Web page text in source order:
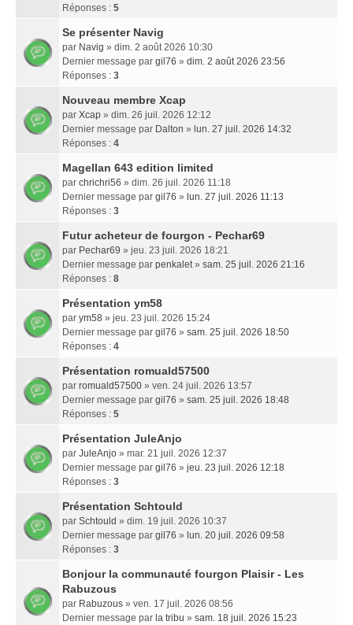
Réponses : 5
Se présenter Navig
par Navig » dim. 2 août 2026 10:30
Dernier message par gil76 » dim. 2 août 2026 23:56
Réponses : 3
Nouveau membre Xcap
par Xcap » dim. 26 juil. 2026 12:12
Dernier message par Dalton » lun. 27 juil. 2026 14:32
Réponses : 4
Magellan 643 edition limited
par chrichri56 » dim. 26 juil. 2026 11:18
Dernier message par gil76 » lun. 27 juil. 2026 11:13
Réponses : 3
Futur acheteur de fourgon - Pechar69
par Pechar69 » jeu. 23 juil. 2026 18:21
Dernier message par penkalet» sam. 25 juil. 2026 21:16
Réponses : 8
Présentation ym58
par ym58 » jeu. 23 juil. 2026 15:24
Dernier message par gil76 » sam. 25 juil. 2026 18:50
Réponses : 4
Présentation romuald57500
par romuald57500 » ven. 24 juil. 2026 13:57
Dernier message par gil76 » sam. 25 juil. 2026 18:48
Réponses : 5
Présentation JuleAnjo
par JuleAnjo » mar. 21 juil. 2026 12:37
Dernier message par gil76 » jeu. 23 juil. 2026 12:18
Réponses : 3
Présentation Schtould
par Schtould » dim. 19 juil. 2026 10:37
Dernier message par gil76 » lun. 20 juil. 2026 09:58
Réponses : 3
Bonjour la communauté fourgon Plaisir - Les
Rabuzous
par Rabuzous » ven. 17 juil. 2026 08:56
Dernier message par la tribu » sam. 18 juil. 2026 15:23